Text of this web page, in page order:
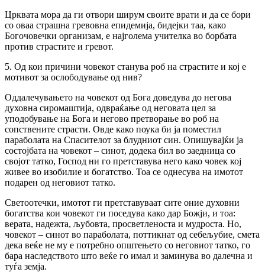
Црквата мора да ги отвори ширум своите врати и да се бори
со оваа страшна гревовна епидемија, бидејки таа, како
Богочовечки организам, е најголема учителка во борбата
против страстите и гревот.
5. Од кои причини човекот станува роб на страстите и кој е
мотивот за ослободување од нив?
Оддалечувањето на човекот од Бога доведува до негова
духовна сиромаштија, одвраќање од неговата цел за
уподобување на Бога и негово претворање во роб на
сопствените страсти. Овде како поука би ја поместил
параболата на Спасителот за блудниот син. Опишувајќи ја
состојбата на човекот – синот, додека бил во заедница со
својот татко, Господ ни го претставува него како човек кој
живее во изобилие и богатство. Тоа се однесува на имотот
подарен од неговиот татко.
Светоотечки, имотот ги претставуваат сите оние духовни
богатства кои човекот ги поседува како дар Божји, и тоа:
верата, надежта, љубовта, просветленоста и мудроста. Но,
човекот – синот во параболата, поттикнат од себељубие, смета
дека веќе не му е потребно општењето со неговиот татко, го
бара наследството што веќе го имал и заминува во далечна и
туѓа земја.